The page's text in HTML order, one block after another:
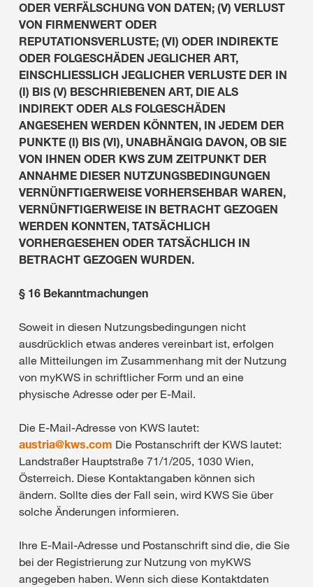
ODER VERFÄLSCHUNG VON DATEN; (V) VERLUST
VON FIRMENWERT ODER
REPUTATIONSVERLUSTE; (VI) ODER INDIREKTE
ODER FOLGESCHÄDEN JEGLICHER ART,
EINSCHLIESSLICH JEGLICHER VERLUSTE DER IN
(I) BIS (V) BESCHRIEBENEN ART, DIE ALS
INDIREKT ODER ALS FOLGESCHÄDEN
ANGESEHEN WERDEN KÖNNTEN, IN JEDEM DER
PUNKTE (I) BIS (VI), UNABHÄNGIG DAVON, OB SIE
VON IHNEN ODER KWS ZUM ZEITPUNKT DER
ANNAHME DIESER NUTZUNGSBEDINGUNGEN
VERNÜNFTIGERWEISE VORHERSEHBAR WAREN,
VERNÜNFTIGERWEISE IN BETRACHT GEZOGEN
WERDEN KONNTEN, TATSÄCHLICH
VORHERGESEHEN ODER TATSÄCHLICH IN
BETRACHT GEZOGEN WURDEN.
§ 16 Bekanntmachungen
Soweit in diesen Nutzungsbedingungen nicht
ausdrücklich etwas anderes vereinbart ist, erfolgen
alle Mitteilungen im Zusammenhang mit der Nutzung
von myKWS in schriftlicher Form und an eine
physische Adresse oder per E-Mail.
Die E-Mail-Adresse von KWS lautet:
austria@kws.com Die Postanschrift der KWS lautet:
Landstraßer Hauptstraße 71/1/205, 1030 Wien,
Österreich. Diese Kontaktangaben können sich
ändern. Sollte dies der Fall sein, wird KWS Sie über
solche Änderungen informieren.
Ihre E-Mail-Adresse und Postanschrift sind die, die Sie
bei der Registrierung zur Nutzung von myKWS
angegeben haben. Wenn sich diese Kontaktdaten